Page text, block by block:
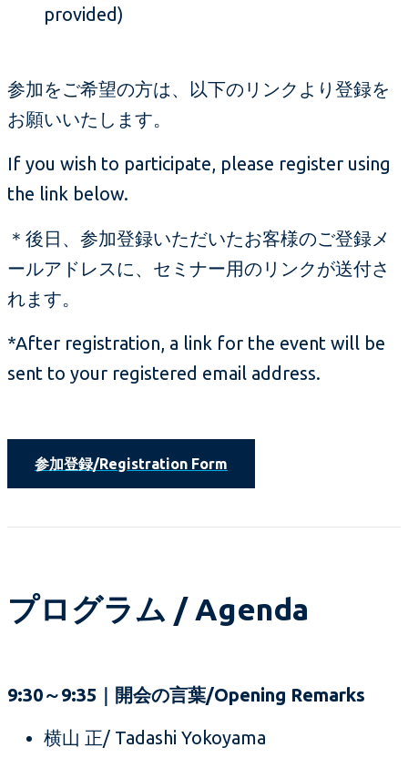
provided)
参加をご希望の方は、以下のリンクより登録を
お願いいたします。
If you wish to participate, please register using
the link below.
＊後日、参加登録いただいたお客様のご登録メ
ールアドレスに、セミナー用のリンクが送付さ
れます。
*After registration, a link for the event will be
sent to your registered email address.
参加登録/Registration Form
プログラム / Agenda
9:30～9:35｜開会の言葉/Opening Remarks
横山 正/ Tadashi Yokoyama